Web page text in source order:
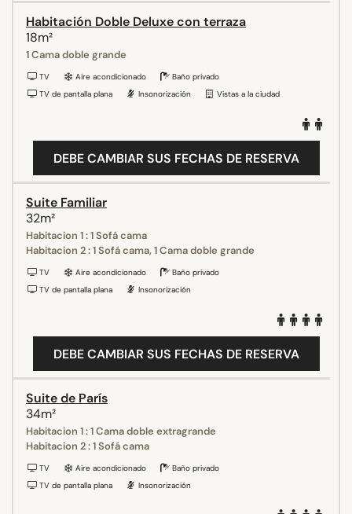
Habitación Doble Deluxe con terraza
18m²
1 Cama doble grande
TV Aire acondicionado
Baño privado
TV de pantalla plana
Insonorización Vistas a la ciudad
DEBE CAMBIAR SUS FECHAS DE RESERVA
Suite Familiar
32m²
Habitacion 1 : 1 Sofá cama
Habitacion 2 : 1 Sofá cama, 1 Cama doble grande
TV Aire acondicionado
Baño privado
TV de pantalla plana
Insonorización
DEBE CAMBIAR SUS FECHAS DE RESERVA
Suite de París
34m²
Habitacion 1 : 1 Cama doble extragrande
Habitacion 2 : 1 Sofá cama
TV Aire acondicionado
Baño privado
TV de pantalla plana
Insonorización